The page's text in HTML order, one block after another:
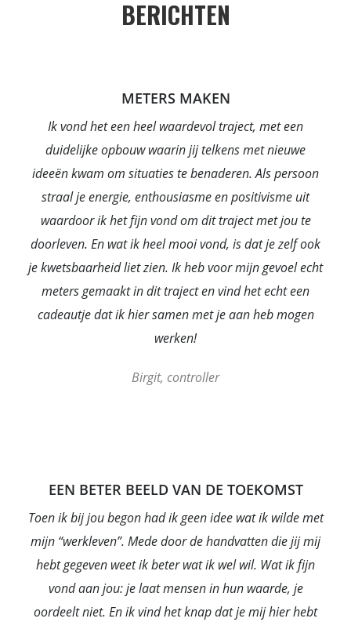
BERICHTEN
METERS MAKEN
Ik vond het een heel waardevol traject, met een
duidelijke opbouw waarin jij telkens met nieuwe
ideeën kwam om situaties te benaderen. Als persoon
straal je energie, enthousiasme en positivisme uit
waardoor ik het fijn vond om dit traject met jou te
doorleven. En wat ik heel mooi vond, is dat je zelf ook
je kwetsbaarheid lietzien. Ik heb voor mijn gevoel echt
meters gemaakt in dit traject en vind het echt een
cadeautje dat ik hier samen met je aan heb mogen
werken!
Birgit, controller
EEN BETER BEELD VAN DE TOEKOMST
Toen ik bij jou begon had ik geen idee wat ik wilde met
mijn “werkleven”. Mede door de handvatten die jij mij
hebt gegeven weet ik beter wat ik wel wil. Wat ik fijn
vond aan jou: je laat mensen in hun waarde, je
oordeelt niet. En ik vind het knap dat je mij hier hebt